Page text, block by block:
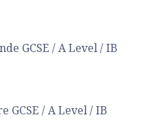
GCSE / A Level / IB
GCSE / A Level / IB